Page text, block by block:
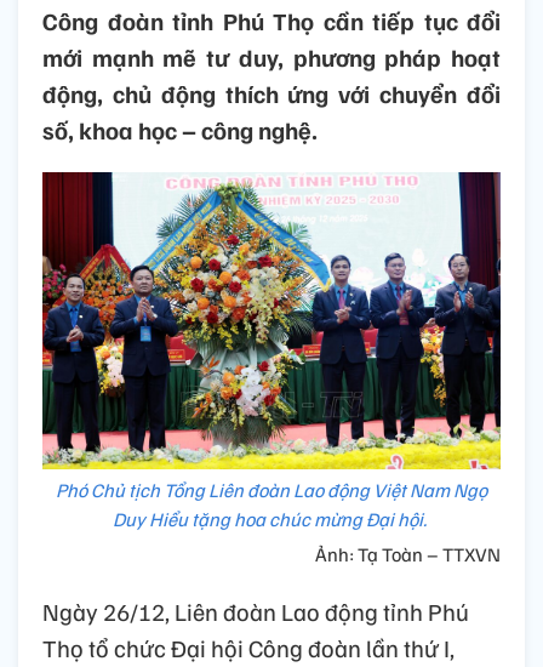
Công đoàn tỉnh Phú Thọ cần tiếp tục đổi
mới mạnh mẽ tư duy, phương pháp hoạt
động, chủ động thích ứng với chuyển đổi
số, khoa học – công nghệ.
Phó Chủ tịch Tổng Liên đoàn Lao động Việt Nam Ngọ
Duy Hiểu tặng hoa chúc mừng Đại hội.
Ảnh: Tạ Toàn – TTXVN
Ngày 26/12, Liên đoàn Lao động tỉnh Phú
Thọ tổ chức Đại hội Công đoàn lần thứ I,